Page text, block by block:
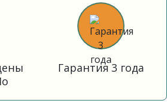
Гарантия 3 года